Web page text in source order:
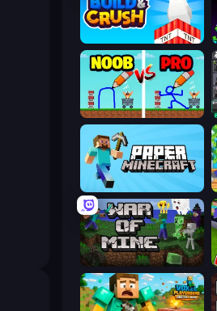
Build and Crush
DOP Noob: Draw to Save
Paper Minecraft
War of Mine